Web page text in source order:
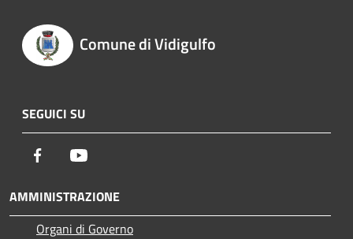
Comune di Vidigulfo
SEGUICI SU
Facebook
AMMINISTRAZIONE
Organi di Governo